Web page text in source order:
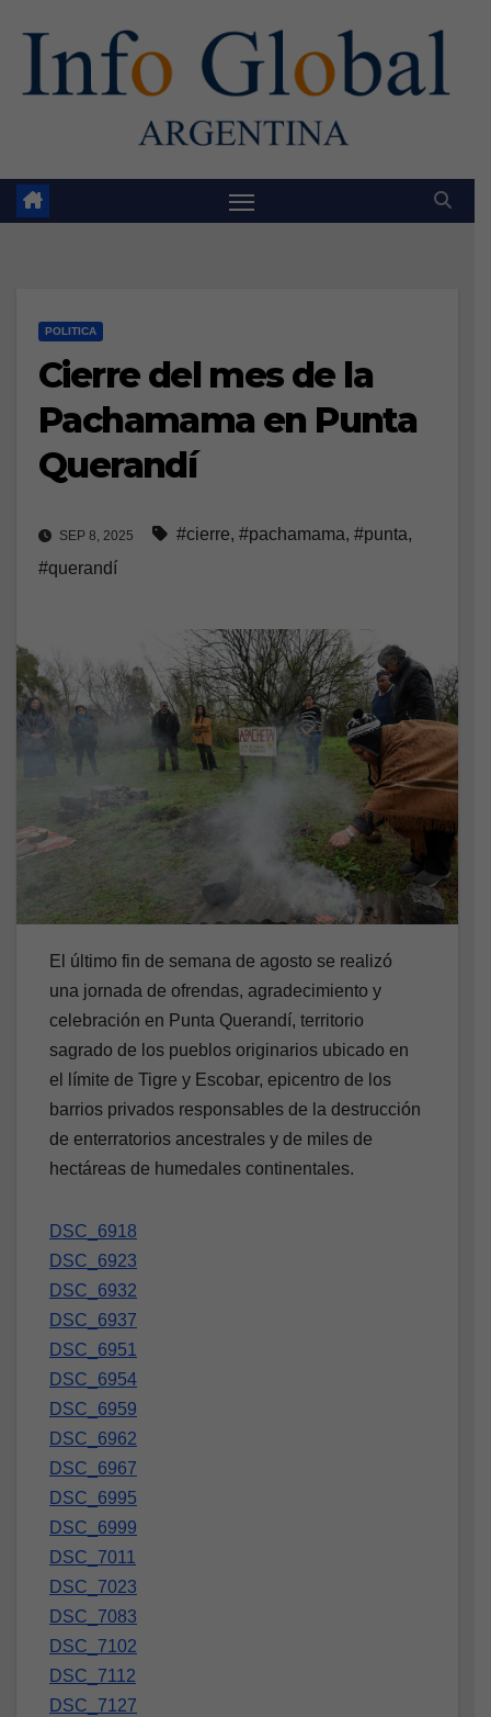
POLITICA
Cierre del mes de la
Pachamama en Punta
Querandí
SEP 8, 2025 #cierre, #pachamama, #punta,
#querandí
El último fin de semana de agosto se realizó
una jornada de ofrendas, agradecimiento y
celebración en Punta Querandí, territorio
sagrado de los pueblos originarios ubicado en
el límite de Tigre y Escobar, epicentro de los
barrios privados responsables de la destrucción
de enterratorios ancestrales y de miles de
hectáreas de humedales continentales.
DSC_6918
DSC_6923
DSC_6932
DSC_6937
DSC_6951
DSC_6954
DSC_6959
DSC_6962
DSC_6967
DSC_6995
DSC_6999
DSC_7011
DSC_7023
DSC_7083
DSC_7102
DSC_7112
DSC_7127